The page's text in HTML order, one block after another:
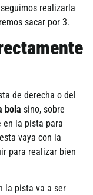
realizarla
sacar por 3.
de derecha o del
bola sino, sobre
en la pista para
vaya con la
para realizar bien
la pista va a ser